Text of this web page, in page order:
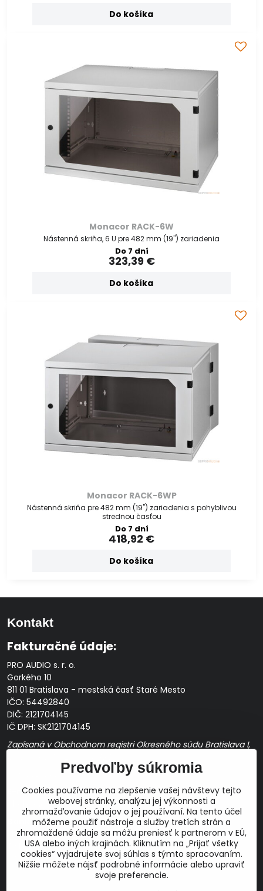
Do košíka
Monacor RACK-6W
Nástenná skriňa, 6 U pre 482 mm (19") zariadenia
Do 7 dní
323,39 €
Do košíka
Monacor RACK-6WP
Nástenná skriňa pre 482 mm (19") zariadenia s pohyblivou
strednou časťou
Do 7 dní
418,92 €
Do košíka
Kontakt
Fakturačné údaje:
PRO AUDIO s. r. o.
Gorkého 10
811 01 Bratislava - mestská časť Staré Mesto
IČO: 54492840
DIČ: 2121704145
IČ DPH: SK2121704145
Zapísaná v Obchodnom registri Okresného súdu Bratislava I,
Prevádzková doba: pracovné dni10:00 - 14:00
E-mail:
obchod@proaudio.sk
Bankové spojenie:
Slovenská sporiteľňa, a.s.
IBAN: SK48 0900 0000 0051 9050 9782
SWIFT: GIBASKBX
Predvoľby súkromia
Cookies používame na zlepšenie vašej návštevy tejto
webovej stránky, analýzu jej výkonnosti a
zhromažďovanie údajov o jej používaní. Na tento účel
môžeme použiť nástroje a služby tretích strán a
zhromaždené údaje sa môžu preniesť k partnerom v EÚ,
USA alebo iných krajinách. Kliknutím na „Prijať všetky
cookies“ vyjadrujete svoj súhlas s týmto spracovaním.
Nižšie môžete nájsť podrobné informácie alebo upraviť
svoje preferencie.